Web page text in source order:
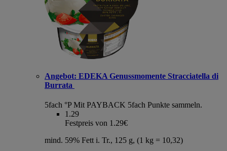
Angebot: EDEKA Genussmomente Stracciatella di
Burrata
5fach °P Mit PAYBACK 5fach Punkte sammeln.
1.29
Festpreis von 1.29€
mind. 59% Fett i. Tr., 125 g, (1 kg = 10,32)